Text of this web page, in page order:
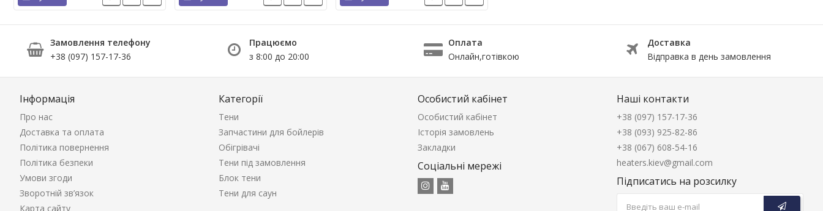
Замовлення телефону
+38 (097) 157-17-36
Працюємо
з 8:00 до 20:00
Оплата
Онлайн,готівкою
Доставка
Відправка в день замовлення
Інформація
Про нас
Доставка та оплата
Політика повернення
Політика безпеки
Умови згоди
Зворотній зв’язок
Карта сайту
Категорії
Тени
Запчастини для бойлерів
Обігрівачі
Тени під замовлення
Блок тени
Тени для саун
Особистий кабінет
Особистий кабінет
Історія замовлень
Закладки
Соціальні мережі
Наші контакти
+38 (097) 157-17-36
+38 (093) 925-82-86
+38 (067) 608-54-16
heaters.kiev@gmail.com
Підписатись на розсилку